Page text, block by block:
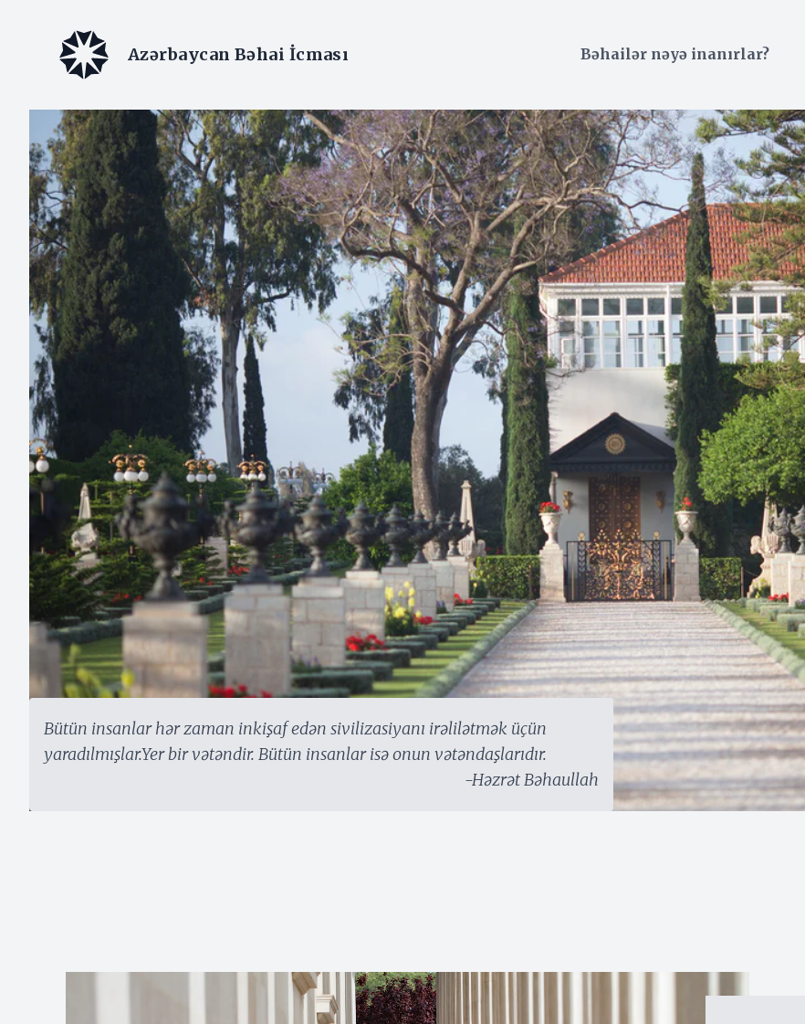
Azərbaycan Bəhai İcması Bəhailər nəyə inanırlar?
Bütün insanlar hər zaman inkişaf edən sivilizasiyanı irəlilətmək üçün
yaradılmışlar.Yer bir vətəndir. Bütün insanlar isə onun vətəndaşlarıdır.
-Həzrət Bəhaullah